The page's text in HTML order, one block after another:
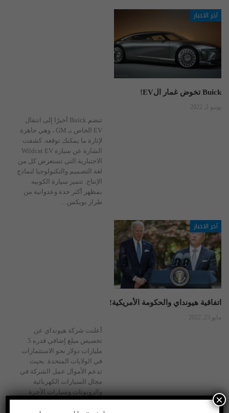
آخر الاخبار
Buick تخوض غمار الEV!
يونيو 2, 2022
تنضم Buick أخيرًا إلى انتقال
EV الخاص بـ GM ، وهي جاهزة
لإثارة ما يمكنك توقعه. كشفت
الشارة عن سيارة Wildcat EV
الاختبارية التي تستعرض كل من
لغة التصميم والتكنولوجيا لنماذج
الإنتاج. تتميز سيارة الكوبيه
بمظهر أكثر حدة وعدوانية من
طراز بويكس
آخر الاخبار
اتفاقية هيونداي والحكومة الأمريكية!
مايو 23, 2022
أعلنت شركة هيونداي عن
تخصيص مبلغ إضافي قدره 5
مليارات دولار نحو الاستثمارات
في الولايات المتحدة. بحیث
تدعم الأموال عمل الشركة في
مجال السيارات الكهربائية
والروبوتات وسيارات الأجرة
الجوية والسيارات ذاتية القيادة
×